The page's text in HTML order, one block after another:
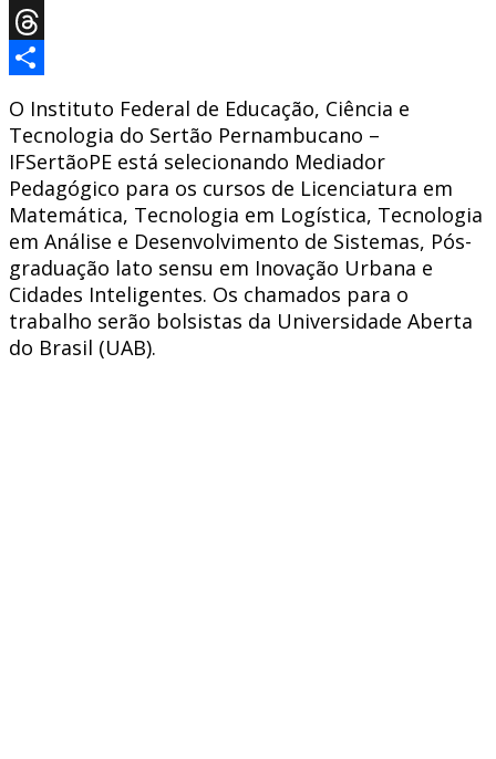
X
Threads
O Instituto Federal de Educação, Ciência e
Tecnologia do Sertão Pernambucano –
IFSertãoPE está selecionando Mediador
Pedagógico para os cursos de Licenciatura em
Matemática, Tecnologia em Logística, Tecnologia
em Análise e Desenvolvimento de Sistemas, Pós-
graduação lato sensu em Inovação Urbana e
Cidades Inteligentes. Os chamados para o
trabalho serão bolsistas da Universidade Aberta
do Brasil (UAB).